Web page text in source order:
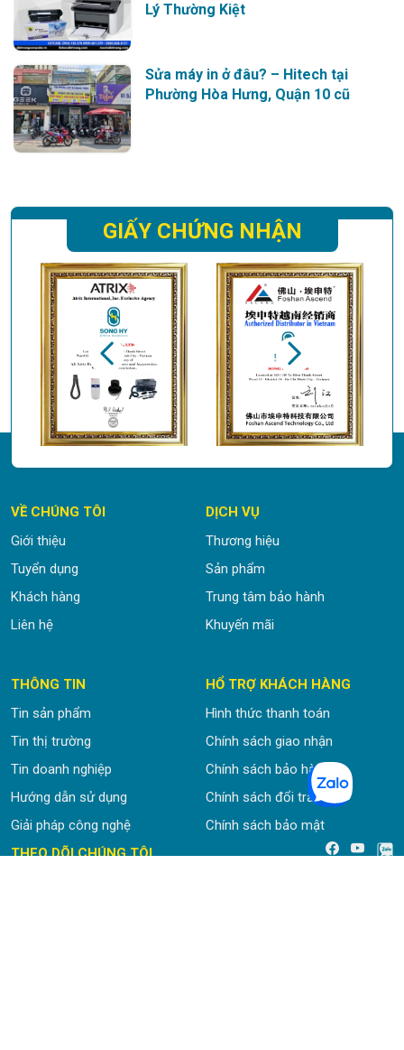
Lý Thường Kiệt
Sửa máy in ở đâu? – Hitech tại
Phường Hòa Hưng, Quận 10 cũ
GIẤY CHỨNG NHẬN
VỀ CHÚNG TÔI
Giới thiệu
Tuyển dụng
Khách hàng
Liên hệ
DỊCH VỤ
Thương hiệu
Sản phẩm
Trung tâm bảo hành
Khuyến mãi
THÔNG TIN
Tin sản phẩm
Tin thị trường
Tin doanh nghiệp
Hướng dẫn sử dụng
Giải pháp công nghệ
HỔ TRỢ KHÁCH HÀNG
Hình thức thanh toán
Chính sách giao nhận
Chính sách bảo hành
Chính sách đổi trả hàng
Chính sách bảo mật.
THEO DÕI CHÚNG TÔI